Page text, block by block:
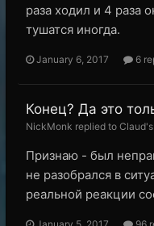
раза ходил и 4 раза
тушатся иногда.
January 6, 2017 6
Конец? Да это
NickMonk replied to
Признаю - был
не разобрался в
реальной реакции